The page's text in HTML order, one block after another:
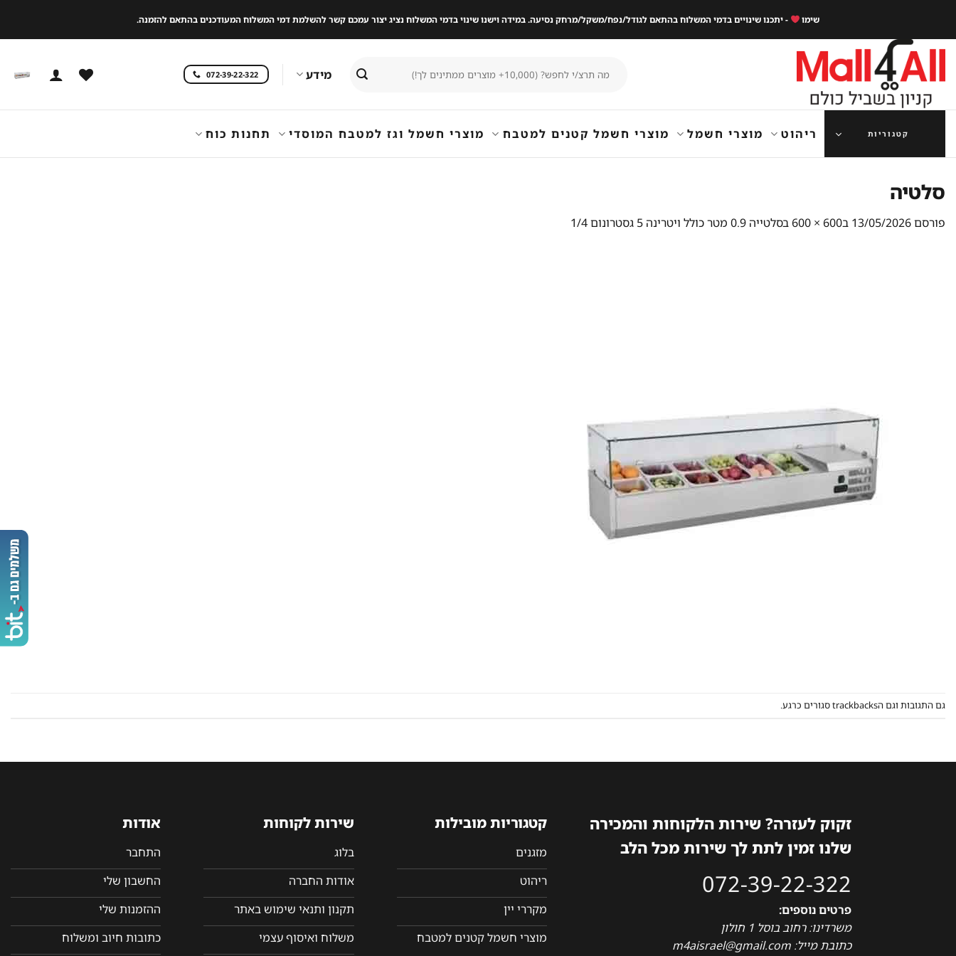
content
שימו - יתכנו שינויים בדמי המשלוח בהתאם לגודל/נפח/משקל/מרחק נסיעה. במידה וישנו שינוי בדמי המשלוח נציג יצור עמכם קשר להשלמת דמי המשלוח המעודכנים בהתאם להזמנה.
עבור:
מידע 072-39-22-322
קטגוריות ריהוט מוצרי חשמל מוצרי חשמל קטנים למטבח מוצרי חשמל וגז למטבח המוסדי תחנות כוח
סלטיה
פורסם13/05/2026 ב600 × 600 בסלטייה 0.9 מטר כולל ויטרינה 5 גסטרונום 1/4
גם התגובות וגם הtrackbacks סגורים כרגע.
זקוק לעזרה? שירות הלקוחות והמכירה
שלנו זמין לתת לך שירות מכל הלב
072-39-22-322
פרטים נוספים:
משרדינו: רחוב בוסל 1 חולון
כתובת מייל: m4aisrael@gmail.com
קטגוריות מובילות
מזגנים
ריהוט
מקררי יין
מוצרי חשמל קטנים למטבח
שירות לקוחות
בלוג
אודות החברה
תקנון ותנאי שימוש באתר
משלוח ואיסוף עצמי
אודות
התחבר
החשבון שלי
ההזמנות שלי
כתובות חיוב ומשלוח